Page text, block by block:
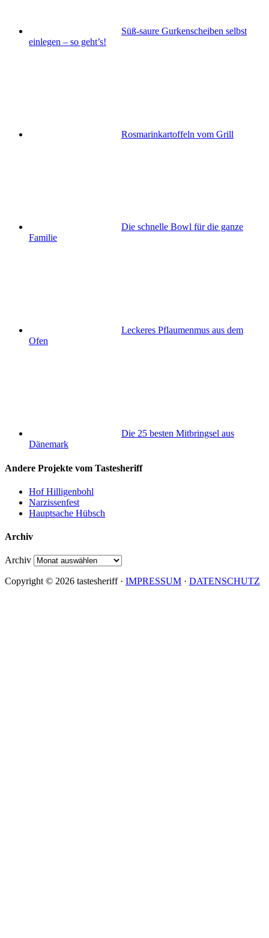
Süß-saure Gurkenscheiben selbst
einlegen – so geht’s!
Rosmarinkartoffeln vom Grill
Die schnelle Bowl für die ganze
Familie
Leckeres Pflaumenmus aus dem
Ofen
Die 25 besten Mitbringsel aus
Dänemark
Andere Projekte vom Tastesheriff
Hof Hilligenbohl
Narzissenfest
Hauptsache Hübsch
Archiv
Archiv
Copyright © 2026 tastesheriff · IMPRESSUM · DATENSCHUTZ